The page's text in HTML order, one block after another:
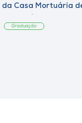
da Casa Mortuária
Graduação